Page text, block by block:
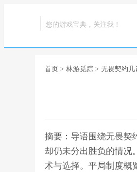
您的游戏宝典，关注我！
首页 > 林游觅踪 > 无畏契约几
摘要：导语围绕无畏契
却仍未分出胜负的情况
术与选择。平局制度概